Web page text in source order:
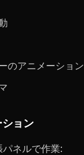
のアニメーション
ション
ネルで作業: